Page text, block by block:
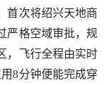
首次将绍兴天地商
严格空域审批，规
，飞行全程由实时
8分钟便能完成穿